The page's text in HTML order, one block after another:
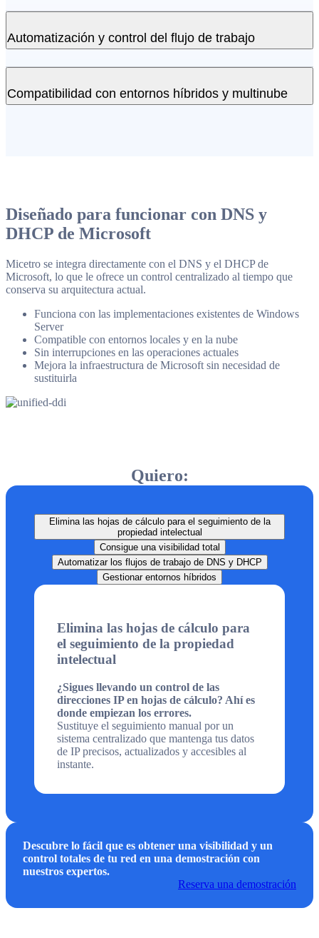
Microsoft sin modificarlos ni sustituirlos.
Sin interrupciones en el servicio ni reconfiguraciones
Automatización y control del flujo de trabajo
para las operaciones relacionadas con direcciones IP y DNS.
Compatibilidad con entornos híbridos y multinube
Diseñado para funcionar con DNS y
DHCP de Microsoft
Micetro se integra directamente con el DNS y el DHCP de
Microsoft, lo que le ofrece un control centralizado al tiempo que
conserva su arquitectura actual.
Funciona con las implementaciones existentes de Windows
Server
Compatible con entornos locales y en la nube
Sin interrupciones en las operaciones actuales
Mejora la infraestructura de Microsoft sin necesidad de
sustituirla
Quiero:
Elimina las hojas de cálculo para el seguimiento de la
propiedad intelectual
Consigue una visibilidad total
Automatizar los flujos de trabajo de DNS y DHCP
Gestionar entornos híbridos
Elimina las hojas de cálculo para
el seguimiento de la propiedad
intelectual
¿Sigues llevando un control de las
direcciones IP en hojas de cálculo? Ahí es
donde empiezan los errores.
Sustituye el seguimiento manual por un
sistema centralizado que mantenga tus datos
de IP precisos, actualizados y accesibles al
instante.
Descubre lo fácil que es obtener una visibilidad y un
control totales de tu red en una demostración con
nuestros expertos.
Reserva una demostración